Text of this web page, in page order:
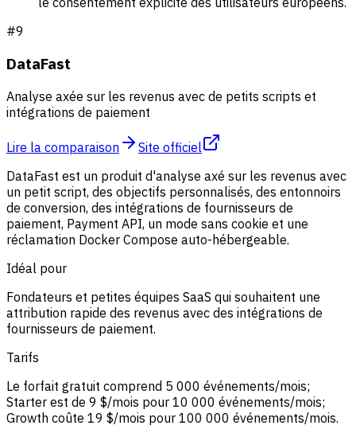
#9
DataFast
Analyse axée sur les revenus avec de petits scripts et
intégrations de paiement
Lire la comparaison
Site officiel
DataFast est un produit d'analyse axé sur les revenus avec
un petit script, des objectifs personnalisés, des entonnoirs
de conversion, des intégrations de fournisseurs de
paiement, Payment API, un mode sans cookie et une
réclamation Docker Compose auto-hébergeable.
Idéal pour
Fondateurs et petites équipes SaaS qui souhaitent une
attribution rapide des revenus avec des intégrations de
fournisseurs de paiement.
Tarifs
Le forfait gratuit comprend 5 000 événements/mois;
Starter est de 9 $/mois pour 10 000 événements/mois;
Growth coûte 19 $/mois pour 100 000 événements/mois.